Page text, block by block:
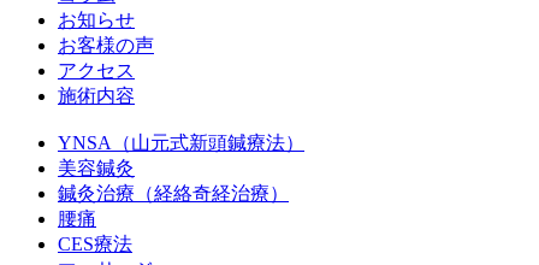
お知らせ
お客様の声
アクセス
施術内容
YNSA（山元式新頭鍼療法）
美容鍼灸
鍼灸治療（経絡奇経治療）
腰痛
CES療法